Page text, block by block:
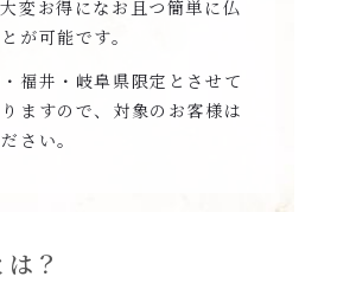
変お得になお且つ簡単に仏
が可能です。
福井・岐阜県限定とさせて
ますので、対象のお客様は
さい。
？